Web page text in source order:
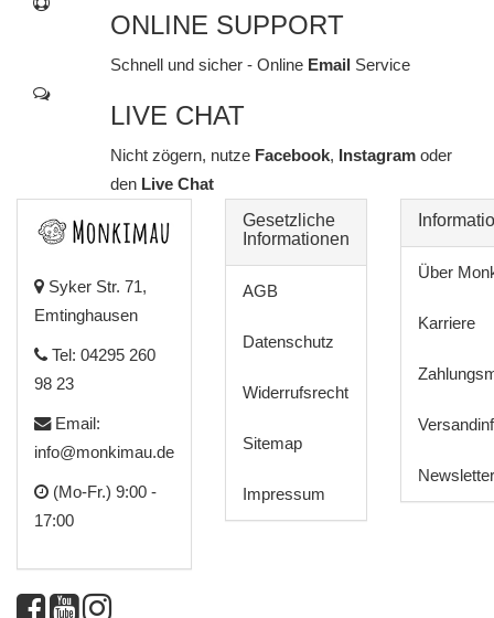
ONLINE SUPPORT
Schnell und sicher - Online Email Service
LIVE CHAT
Nicht zögern, nutze Facebook, Instagram oder
denLive Chat
Syker Str. 71,
Emtinghausen
Tel: 04295 260
98 23
Email:
info@monkimau.de
(Mo-Fr.) 9:00 -
17:00
Gesetzliche
Informationen
AGB
Datenschutz
Widerrufsrecht
Sitemap
Impressum
Über
Karriere
Newsletter